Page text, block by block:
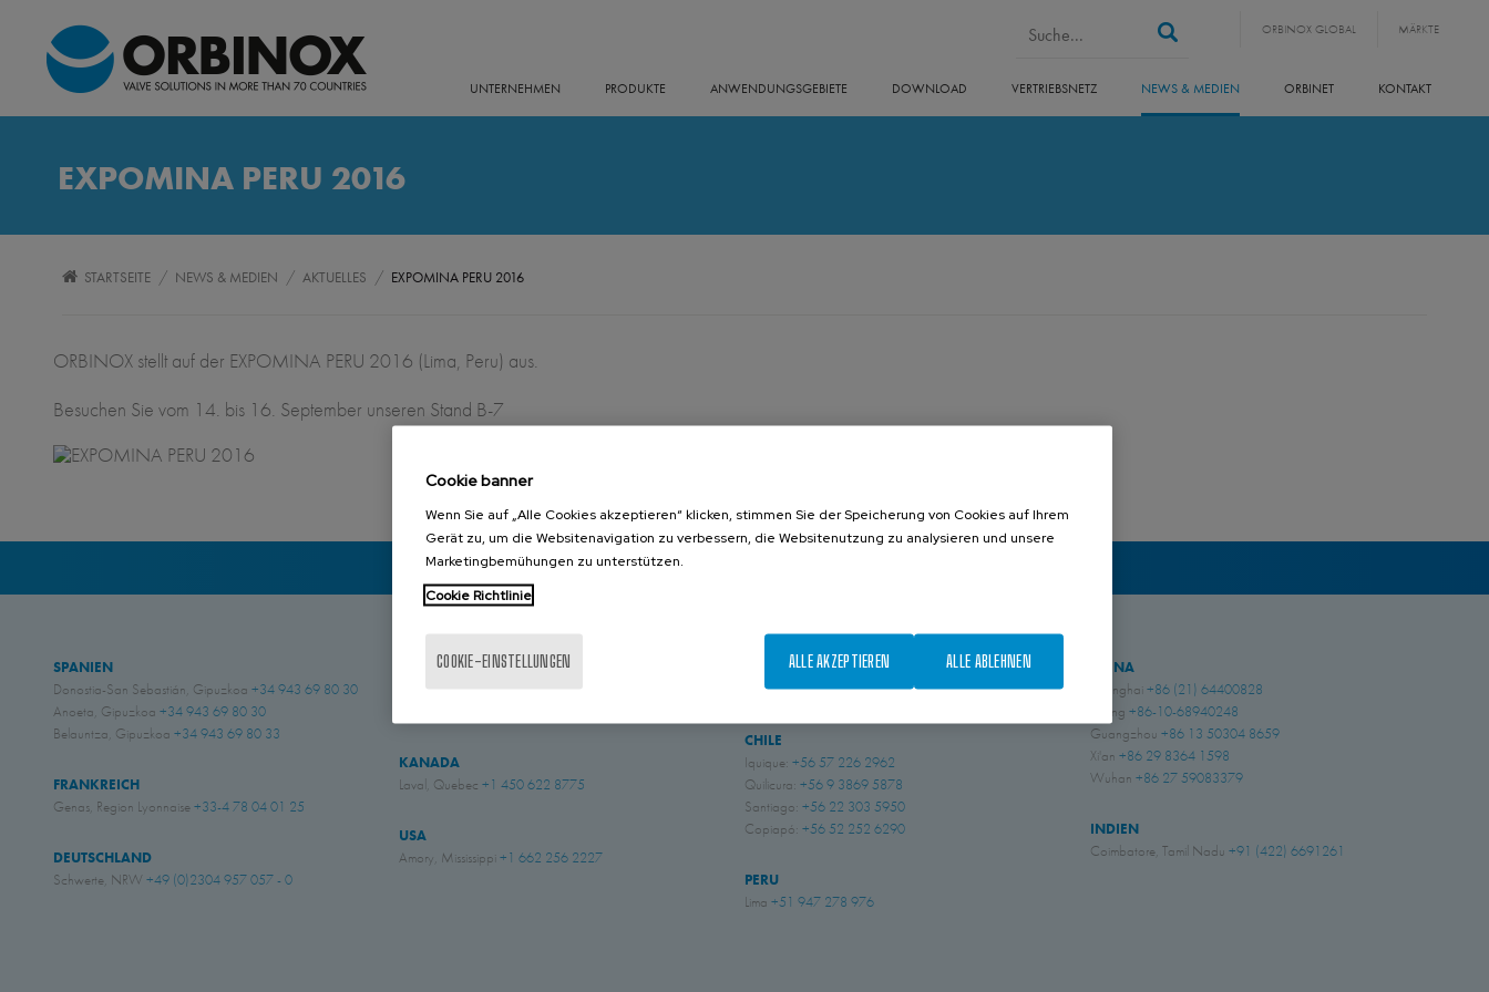
MÄRKTE
ORBINOX GLOBAL
Suchformular
Suche
UNTERNEHMEN PRODUKTE ANWENDUNGSGEBIETE DOWNLOAD VERTRIEBSNETZ NEWS & MEDIEN ORBINET KONTAKT
EXPOMINA PERU 2016
STARTSEITE / NEWS & MEDIEN / AKTUELLES / EXPOMINA PERU 2016
ORBINOX stellt auf der EXPOMINA PERU 2016 (Lima, Peru) aus.
Besuchen Sie vom 14. bis 16. September unseren Stand B-7
SPANIEN
Donostia-San Sebastián, Gipuzkoa +34 943 69 80 30
Anoeta, Gipuzkoa +34 943 69 80 30
Belauntza, Gipuzkoa +34 943 69 80 33
FRANKREICH
Genas, Region Lyonnaise+33-4 78 04 01 25
DEUTSCHLAND
Schwerte, NRW +49 (0)2304 957 057 - 0
GROSS BRITANIEN
Chichester, West Sussex+44 (0) 1243 810240
KANADA
Laval, Quebec +1 450 622 8775
USA
Amory, Mississippi +1 662 256 2227
BRASILIEN
Indaiatuba, São Paulo+55 (19) 3935 5369
CHILE
Iquique: +56 57 226 2962
Quilicura: +56 9 3869 5878
Santiago: +56 22 303 5950
Copiapó: +56 52 252 6290
PERU
Lima +51 947 278 976
CHINA
Shanghai +86 (21) 64400828
Beijing +86-10-68940248
Guangzhou +86 13 50304 8659
Xi'an +86 29 8364 1598
Wuhan +86 27 59083379
INDIEN
Coimbatore, Tamil Nadu +91 (422) 6691261
Cookie banner
Wenn Sie auf „Alle Cookies akzeptieren“ klicken, stimmen Sie der Speicherung von Cookies auf Ihrem
Gerät zu, um die Websitenavigation zu verbessern, die Websitenutzung zu analysieren und unsere
Marketingbemühungen zu unterstützen.
Cookie Richtlinie
COOKIE-EINSTELLUNGEN ALLE ABLEHNEN
ALLE AKZEPTIEREN